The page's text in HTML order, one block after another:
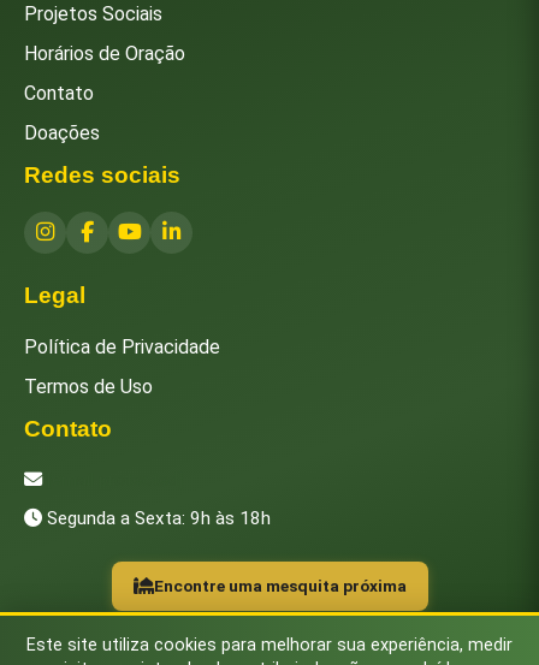
Projetos Sociais
Horários de Oração
Contato
Doações
Redes sociais
Legal
Política de Privacidade
Termos de Uso
Contato
Segunda a Sexta: 9h às 18h
Encontre uma mesquita próxima
Este site utiliza cookies para melhorar sua experiência, medir